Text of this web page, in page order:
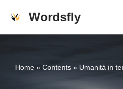
Wordsfly
Home » Contents » Umanità in